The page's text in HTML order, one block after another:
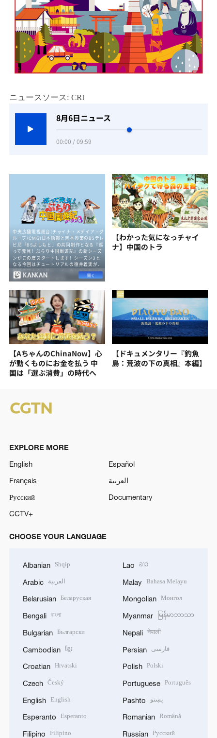
ニュースソース: CRI
8月6日ニュース
00:00 / 09:59
【わかった気になっチャイ
ナ】中国のトラ
【AちゃんのChinaNow】心
が動くものにお金を払う 中
国は「選ぶ消費」の時代へ
【ドキュメンタリー『釣魚
島：荒波の下の真相』本編】
EXPLORE MORE
English
Español
Français
العربية
Русский
Documentary
CCTV+
CHOOSE YOUR LANGUAGE
Albanian Shqip
Arabic العربية
Belarusian Беларуская
Bengali বাংলা
Bulgarian Български
Cambodian ខ្មែរ
Croatian Hrvatski
Czech Český
English English
Esperanto Esperanto
Filipino Filipino
Lao ລາວ
Malay Bahasa Melayu
Mongolian Монгол
Myanmar မြန်မာဘာသာ
Nepali नेपाली
Persian فارسی
Polish Polski
Portuguese Português
Pashto پښتو
Romanian Română
Russian Русский